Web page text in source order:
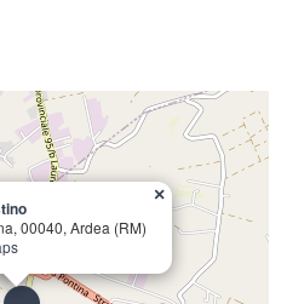
00040, Ardea (RM)
×